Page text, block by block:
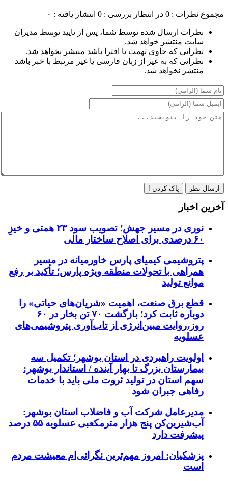
مجموع نظرات : 0 در انتظار بررسی : 0 انتشار یافته : ۰
نظرات ارسال شده توسط شما، پس از تایید توسط مدیران
سایت منتشر خواهد شد.
نظراتی که حاوی تهمت یا افترا باشد منتشر نخواهد شد.
نظراتی که به غیر از زبان فارسی یا غیر مرتبط با خبر باشد
منتشر نخواهد شد.
ارسال نظر پاک کردن !
آخرین اخبار
نوری در مسیر جهش؛ تصویب سود ۲۳ همتی و خیزِ
۶۰ درصدی برای اصلاح ساختار مالی
پتروشیمی کیمیای پارس خاورمیانه در مسیر
همراهی با تحولات منطقه ویژه پارس؛ تأکید بر رفع
موانع تولید
قطع برق صنعت، اهمیت «شریان‌های حیاتی» را
دوباره ثابت کرد؛ بازگشت ۷۰ تن بخار در ۶۰
روز،روایت مبین‌انرژی از تاب‌آوری پتروشیمی‌های
عسلویه
اولویت راهبردی در استان بوشهر؛ تکمیل سه
بیمارستان بزرگ تا بهار آینده / استاندار بوشهر:
سهم استان در تولید ثروت ملی باید با خدمات
رفاهی جبران شود
مدیرعامل شرکت آب و فاضلاب استان بوشهر:
آب‌شیرین‌کن پنج هزار مترمکعبی عسلویه ۵۵ درصد
پیشرفت دارد
پزشکیان: امروز مهم‌ترین نگرانی‌ام معیشت مردم
است